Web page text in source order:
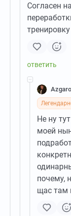
Согласен
Не ну
моей
почему,
щас там